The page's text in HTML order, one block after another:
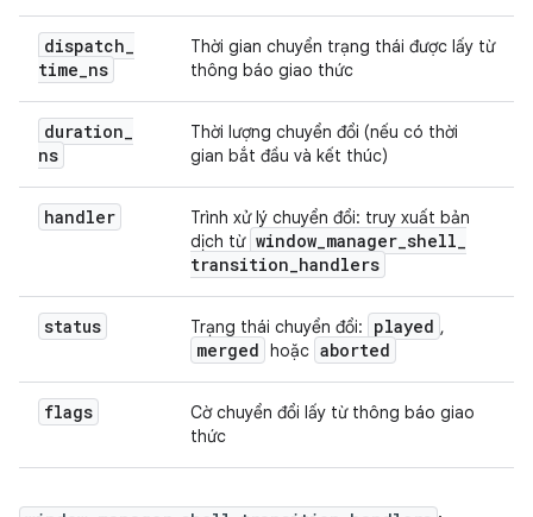
dispatch_
time_ns
Thời gian chuyển trạng thái được lấy từ
thông báo giao thức
duration_
ns
Thời lượng chuyển đổi (nếu có thời
gian bắt đầu và kết thúc)
handler
Trình xử lý chuyển đổi: truy xuất bản
dịch từ window_manager_shell_
transition_handlers
status Trạng thái chuyển đổi: played ,
merged hoặc aborted
flags
Cờ chuyển đổi lấy từ thông báo giao
thức